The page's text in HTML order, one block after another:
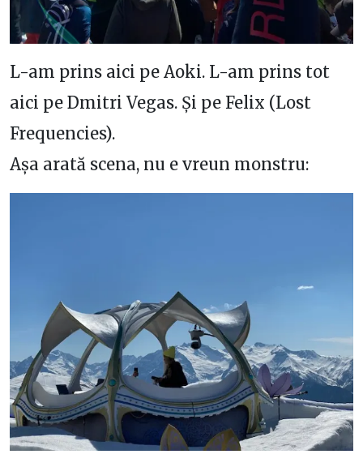
L-am prins aici pe Aoki. L-am prins tot
aici pe Dmitri Vegas. Și pe Felix (Lost
Frequencies).
Așa arată scena, nu e vreun monstru: